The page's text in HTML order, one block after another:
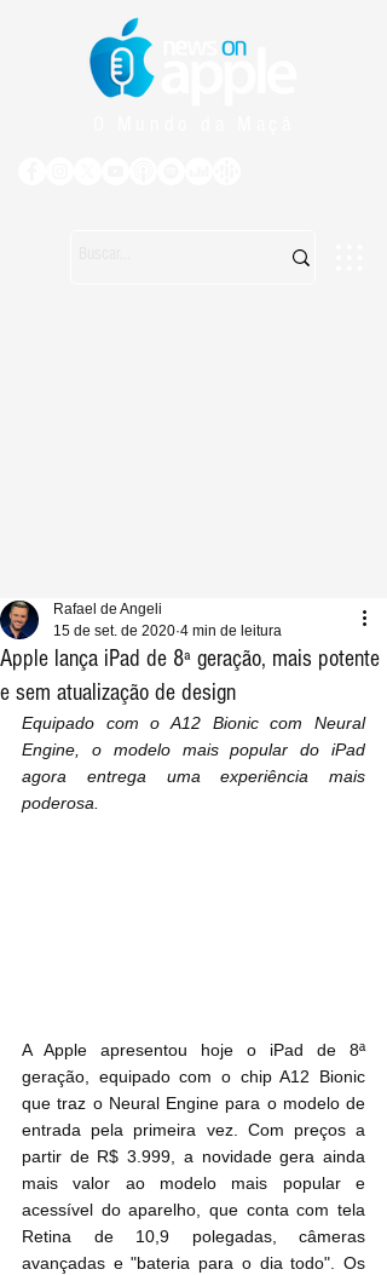
Apple lança iPad de 8ª geração, mais potente
e sem atualização de design
Rafael de Angeli
15 de set. de 2020 4 min de leitura
Equipado com o A12 Bionic com Neural
Engine, o modelo mais popular do iPad
agora entrega uma experiência mais
poderosa.
A Apple apresentou hoje o iPad de 8ª
geração, equipado com o chip A12 Bionic
que traz o Neural Engine para o modelo de
entrada pela primeira vez. Com preços a
partir de R$ 3.999, a novidade gera ainda
mais valor ao modelo mais popular e
acessível do aparelho, que conta com tela
Retina de 10,9 polegadas, câmeras
avançadas e "bateria para o dia todo". Os